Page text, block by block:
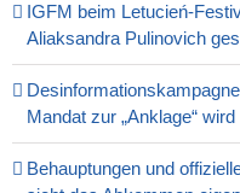
IGFM beim Letucień-
Aliaksandra Pulinovich
Mandat zur „Anklage“ wird
Behauptungen und